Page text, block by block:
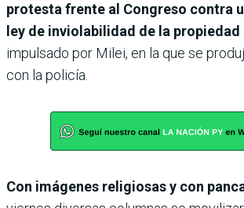
protesta frente al Congreso contra
ley de inviolabilidad de la propiedad
impulsado por Milei, en la que se
con la policía.
Con imágenes religiosas y con